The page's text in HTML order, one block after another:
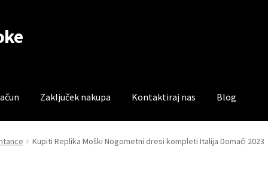
Zaključek nakupa Kontaktiraj nas Blog
TrgovinaZaključek nakupa
Kupiti Replika Moški Nogometni dresi kompleti Italija Domači 2023